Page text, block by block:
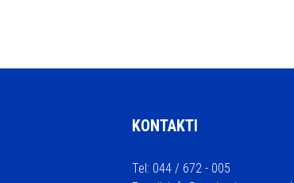
KONTAKTI
Tel: 044 / 672 - 005